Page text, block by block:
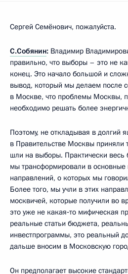
Сергей Семёнович, пожалуйста.
С.Собянин: Владимир
правильно, что выборы – это не
конец. Это начало большой и
вывод, который мы делаем после
в Москве, что проблемы Москвы,
необходимо решать более
Поэтому, не откладывая в долгий
в Правительстве Москвы приняли
шли на выборы. Практически
мы трансформировали в
направлений, о которых мы
Более того, мы учли в этих
москвичей, которые получили во
это уже не какая‑то мифическая
реальные статьи бюджета,
инвестпрограммы, это реальный
дальше вносим в Московскую
Он предполагает высокие